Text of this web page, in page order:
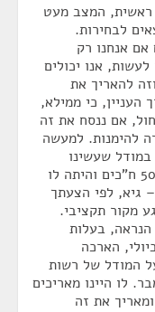
ראשית, המצב מעט
לבחירות.
שגם אם אנחנו רק
אנו יכולים
להאריך את
עד 1 ביולי לצורך העניין, כי ממילא,
לחול, אם ננסח את זה
להימנות. למעשה
שעשינו
בקריאה הראשונה, שהצריך הצבעה של 50 ח"כים והיתה לו
הוצבע ב-70 ח"כים – גיא, לפי הצעתך
מקור תקציבי.
הנראה, בעלות
אבל היא לעשות הארכה עד 1 ביולי, הארכה
המודל של רשות
לנו: תאריכו עד 31 בדצמבר. לו היינו מאריכים
היה חל ומאריך את זה